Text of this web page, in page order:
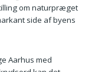
om naturpræget
side af byens
Aarhus med